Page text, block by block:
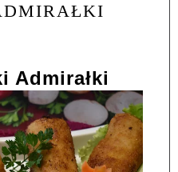
Admirałki